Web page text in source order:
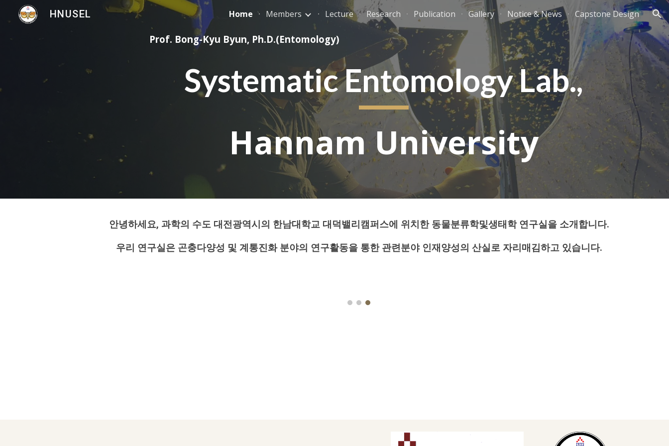
Skip to main content Skip to navigation
HNUSEL Home Members Lecture Research Publication Gallery Notice & News Capstone Design
Prof. Bong-Kyu Byun, Ph.D.(Entomology)
Systematic Entomology Lab.,
Hannam University
안녕하세요, 과학의 수도 대전광역시의 한남대학교 대덕밸리캠퍼스에 위치한 동물분류학및생태학 연구실을 소개합니다.
우리 연구실은 곤충다양성 및 계통진화 분야의 연구활동을 통한 관련분야 인재양성의 산실로 자리매김하고 있습니다.